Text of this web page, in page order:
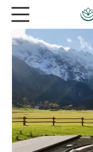
Zum Hauptinhalt